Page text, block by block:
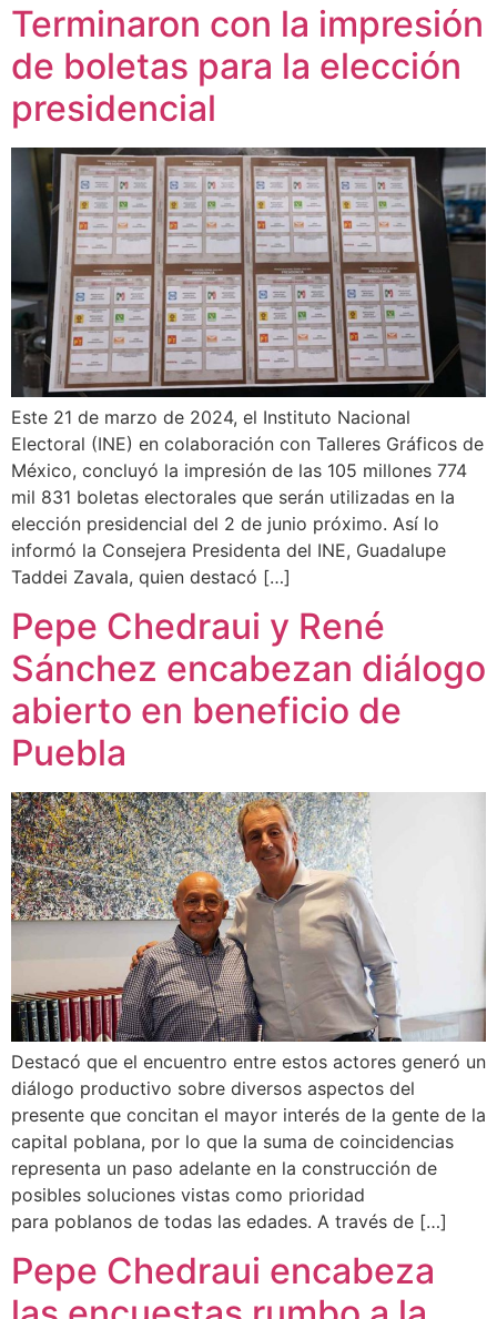
Terminaron con la impresión
de boletas para la elección
presidencial
Este 21 de marzo de 2024, el Instituto Nacional
Electoral (INE) en colaboración con Talleres Gráficos de
México, concluyó la impresión de las 105 millones 774
mil 831 boletas electorales que serán utilizadas en la
elección presidencial del 2 de junio próximo. Así lo
informó la Consejera Presidenta del INE, Guadalupe
Taddei Zavala, quien destacó […]
Pepe Chedraui y René
Sánchez encabezan diálogo
abierto en beneficio de
Puebla
Destacó que el encuentro entre estos actores generó un
diálogo productivo sobre diversos aspectos del
presente que concitan el mayor interés de la gente de la
capital poblana, por lo que la suma de coincidencias
representa un paso adelante en la construcción de
posibles soluciones vistas como prioridad
para poblanos de todas las edades. A través de […]
Pepe Chedraui encabeza